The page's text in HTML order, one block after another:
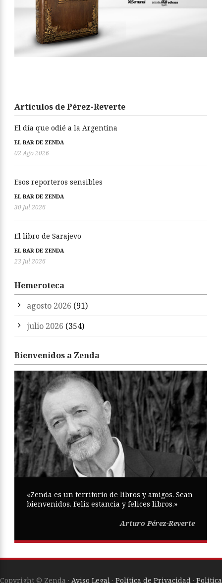
Artículos de Pérez-Reverte
El día que odié a la Argentina
EL BAR DE ZENDA
02 Ago 2026
Esos reporteros sensibles
EL BAR DE ZENDA
30 Jul 2026
El libro de Sarajevo
EL BAR DE ZENDA
23 Jul 2026
Hemeroteca
agosto 2026 (91)
julio 2026 (354)
Bienvenidos a Zenda
«Zenda es un territorio de libros y amigos. Sean
bienvenidos. Feliz estancia y felices libros.»
Arturo Pérez-Reverte
Copyright © Zenda · Aviso Legal · Política de Privacidad · Política